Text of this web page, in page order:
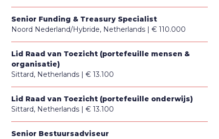
Senior Funding & Treasury Specialist
Noord Nederland/Hybride, Netherlands
€ 110.000
Lid Raad van Toezicht (portefeuille mensen &
organisatie)
Sittard, Netherlands
€ 13.100
Lid Raad van Toezicht (portefeuille onderwijs)
Sittard, Netherlands
€ 13.100
Senior Bestuursadviseur